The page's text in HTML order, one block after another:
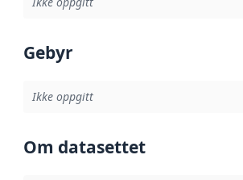
Gebyr
Ikke oppgitt
Om datasettet